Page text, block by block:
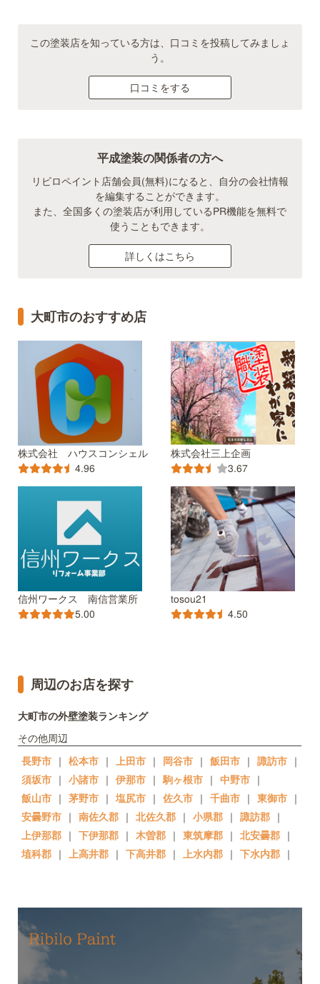
この塗装店を知っている方は、口コミを投稿してみましょ
う。
口コミをする
平成塗装の関係者の方へ
リビロペイント店舗会員(無料)になると、自分の会社情報
を編集することができます。
また、全国多くの塗装店が利用しているPR機能を無料で
使うこともできます。
詳しくはこちら
大町市のおすすめ店
株式会社 ハウスコンシェル
4.96
株式会社三上企画
3.67
信州ワークス 南信営業所
5.00
tosou21
4.50
周辺のお店を探す
大町市の外壁塗装ランキング
その他周辺
長野市 ｜ 松本市 ｜ 上田市 ｜ 岡谷市 ｜ 飯田市 ｜ 諏訪市 ｜
須坂市 ｜ 小諸市 ｜ 伊那市 ｜ 駒ヶ根市 ｜ 中野市 ｜
飯山市 ｜ 茅野市 ｜ 塩尻市 ｜ 佐久市 ｜ 千曲市 ｜ 東御市 ｜
安曇野市 ｜ 南佐久郡 ｜ 北佐久郡 ｜ 小県郡 ｜ 諏訪郡 ｜
上伊那郡 ｜ 下伊那郡 ｜ 木曽郡 ｜ 東筑摩郡 ｜ 北安曇郡 ｜
埴科郡 ｜ 上高井郡 ｜ 下高井郡 ｜ 上水内郡 ｜ 下水内郡 ｜